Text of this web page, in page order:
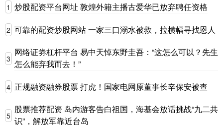
1 炒股配资平台网址 敦煌外籍主播古爱华已放弃聘任资格
2 可靠的配资炒股网站 一家三口溺水被救，拉横幅寻找恩人
3
网络证劵杠杆平台 易中天悼东野圭吾：“这怎么可以？先生
怎么能弃我而去！”
4 正规融资融券股票 打虎！国家电网原董事长辛保安被查
5
股票推荐配资 岛内游客告白祖国，海基会放话挑战“九二共
识”，解放军靠近台岛